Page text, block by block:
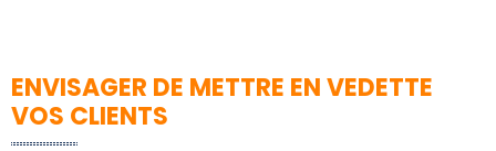
ENVISAGER DE METTRE EN VEDETTE
VOS CLIENTS